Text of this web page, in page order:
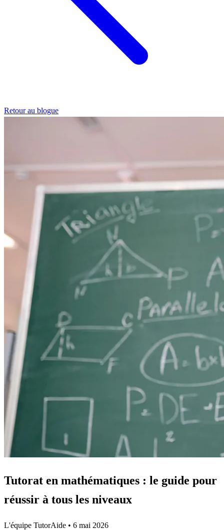
Retour au blogue
Tutorat en mathématiques : le guide pour
réussir à tous les niveaux
L'équipe TutorAide • 6 mai 2026